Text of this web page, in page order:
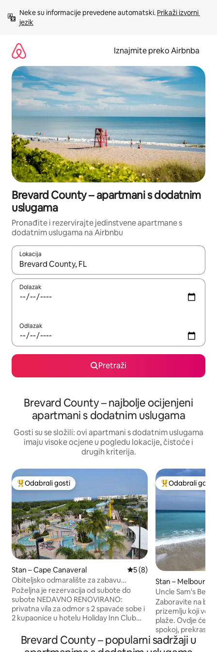
sadržaj
Neke su informacije prevedene automatski. Prikaži izvorni
jezik
Iznajmite preko Airbnba
Brevard County – apartmani s dodatnim
uslugama
Pronađite i rezervirajte jedinstvene apartmane s
dodatnim uslugama na Airbnbu
Lokacija
Kada budu dostupni rezultati, moći ćete ih pregledati
Dolazak
Odlazak
Pretraži
Brevard County – najbolje ocijenjeni
apartmani s dodatnim uslugama
Gosti su se složili: ovi apartmani s dodatnim uslugama
imaju visoke ocjene u pogledu lokacije, čistoće i
drugih kriterija.
Među najviše rangiranima s oznakom „Odabrali gosti”
Odabrali gosti
Stan – Cape Canaveral Prosječna ocjena: 5/5,
5 (8)
Obiteljsko odmaralište za zabavu
Dostupni su odvojeni tjedni za 2027.
Poželjna je rezervacija od subote do
subote NEDAVNO RENOVIRANO:
privatna vila za odmor s 2 spavaće sobe i
2 kupaonice u hotelu Holiday Inn Club
Caribe Resort). Ova smještajna jedinica
ima potpuno opremljenu kuhinju
Među najviše
Odabrali gosti
Stan – Melbourne
Uncle Sam's
Zaboravite na
prizemlju koji
plaže. Ovdje
spokoj, prekrasnu
sa slanom
sastoji se od
Brevard County – popularni sadržaji u